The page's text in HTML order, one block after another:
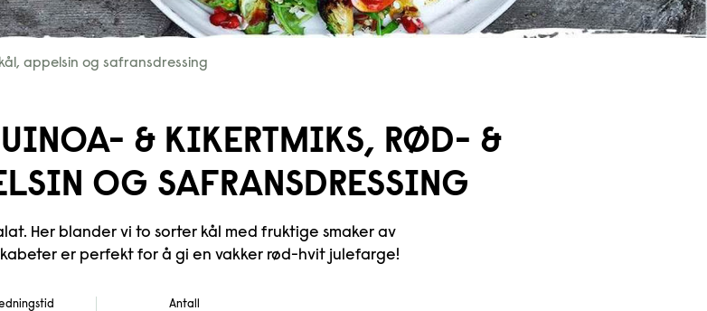
appelsin og safransdressing
& KIKERTMIKS, RØD- &
OG SAFRANSDRESSING
Her blander vi to sorter kål med fruktige smaker av
er perfekt for å gi en vakker rød-hvit julefarge!
Antall